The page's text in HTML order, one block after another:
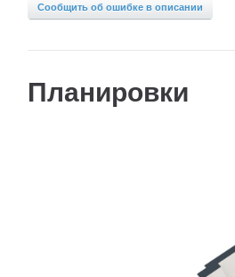
Сообщить об ошибке в описании
Планировки